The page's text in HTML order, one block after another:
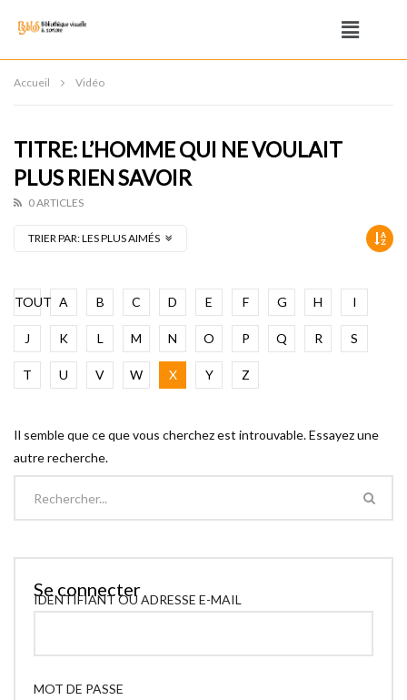
Accueil Vidéo
TITRE: L’HOMME QUI NE VOULAIT
PLUS RIEN SAVOIR
0 ARTICLES
TRIER PAR:LES PLUS AIMÉS
TOUT A B C D E F G H I
J K L M N O P Q R S
T U V W X Y Z
Il semble que ce que vous cherchez est introuvable. Essayez une
autre recherche.
Se connecter
IDENTIFIANT OU ADRESSE E-MAIL
MOT DE PASSE